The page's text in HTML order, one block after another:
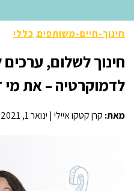
חינוך-חיים-משותפים, כללי
חינוך לשלום, ערכים
לדמוקרטיה – את מי
מאת: קרן קטקו איילי | ינואר 1, 2021